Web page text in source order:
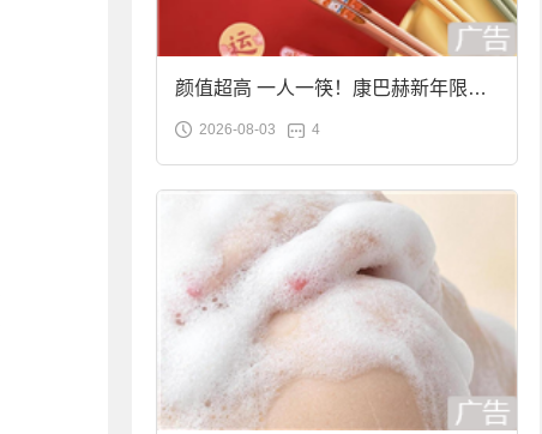
颜值超高 一人一筷！康巴赫新年限定
合金筷子大促：19.9元
2026-08-03 4